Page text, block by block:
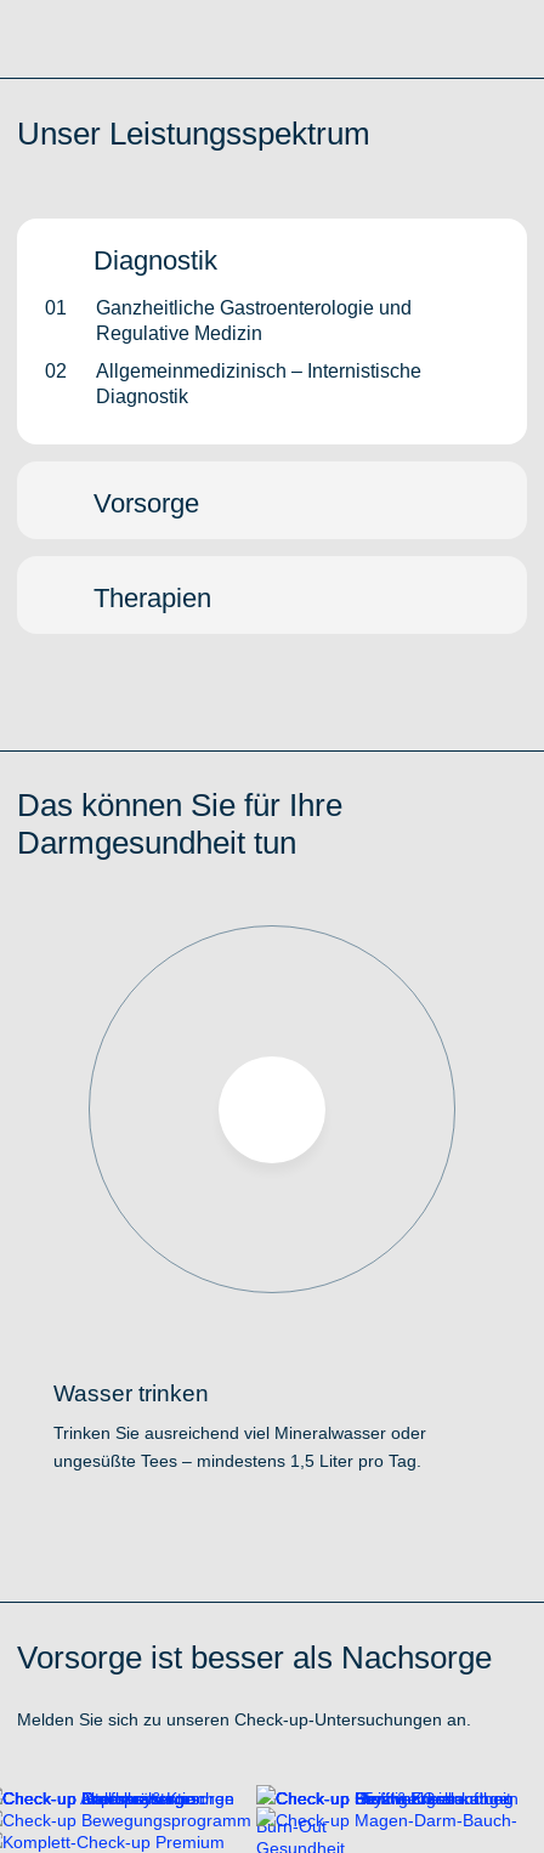
Unser Leistungsspektrum
Diagnostik
Ganzheitliche Gastroenterologie und
Regulative Medizin
Allgemeinmedizinisch – Internistische
Diagnostik
Vorsorge
Therapien
Das können Sie für Ihre
Darmgesundheit tun
Wasser trinken
Trinken Sie ausreichend viel Mineralwasser oder
ungesüßte Tees – mindestens 1,5 Liter pro Tag.
Vorsorge ist besser als Nachsorge
Melden Sie sich zu unseren Check-up-Untersuchungen an.